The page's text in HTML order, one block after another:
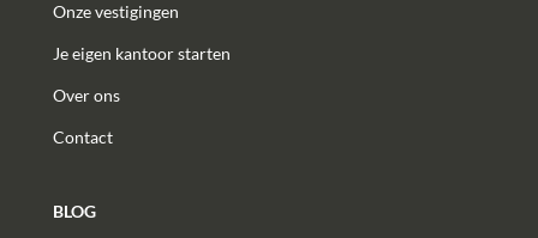
Onze vestigingen
Je eigen kantoor starten
Over ons
Contact
BLOG